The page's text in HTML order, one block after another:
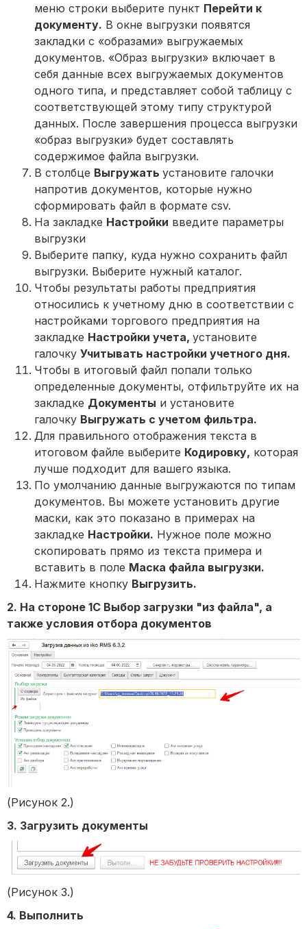
меню строки выберите пункт Перейти к
документу. В окне выгрузки появятся
закладки с «образами» выгружаемых
документов. «Образ выгрузки» включает в
себя данные всех выгружаемых документов
одного типа, и представляет собой таблицу с
соответствующей этому типу структурой
данных. После завершения процесса выгрузки
«образ выгрузки» будет составлять
содержимое файла выгрузки.
В столбце Выгружать установите галочки
напротив документов, которые нужно
сформировать файл в формате csv.
На закладке Настройки введите параметры
выгрузки
Выберите папку, куда нужно сохранить файл
выгрузки. Выберите нужный каталог.
Чтобы результаты работы предприятия
относились к учетному дню в соответствии с
настройками торгового предприятия на
закладке Настройки учета, установите
галочку Учитывать настройки учетного дня.
Чтобы в итоговый файл попали только
определенные документы, отфильтруйте их на
закладке Документы и установите
галочку Выгружать с учетом фильтра.
Для правильного отображения текста в
итоговом файле выберите Кодировку, которая
лучше подходит для вашего языка.
По умолчанию данные выгружаются по типам
документов. Вы можете установить другие
маски, как это показано в примерах на
закладке Настройки. Нужное поле можно
скопировать прямо из текста примера и
вставить в поле Маска файла выгрузки.
Нажмите кнопку Выгрузить.
2. На стороне 1С Выбор загрузки "из файла", а
также условия отбора документов
(Рисунок 2.)
3. Загрузить документы
(Рисунок 3.)
4. Выполнить